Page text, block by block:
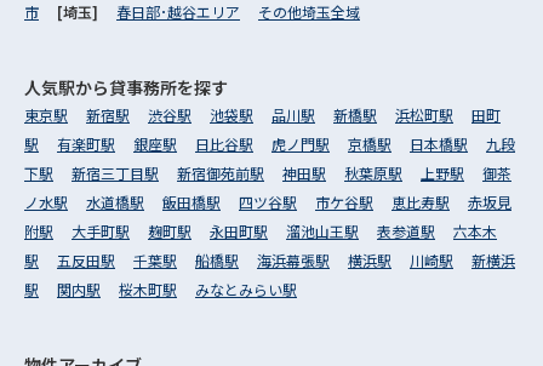
市
[埼玉] 春日部･越谷エリア その他埼玉全域
人気駅から貸事務所を探す
東京駅 新宿駅 渋谷駅 池袋駅 品川駅 新橋駅 浜松町駅
田町
駅
有楽町駅 銀座駅 日比谷駅 虎ノ門駅 京橋駅 日本橋駅
九段
下駅
新宿三丁目駅 新宿御苑前駅 神田駅 秋葉原駅 上野駅
御茶
ノ水駅
水道橋駅 飯田橋駅 四ツ谷駅 市ケ谷駅 恵比寿駅
赤坂見
附駅
大手町駅 麹町駅 永田町駅 溜池山王駅 表参道駅
六本木
駅
五反田駅 千葉駅 船橋駅 海浜幕張駅 横浜駅 川崎駅
新横浜
駅
関内駅 桜木町駅 みなとみらい駅